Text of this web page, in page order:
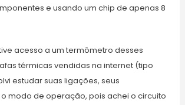
e usando um chip de apenas 8
acesso a um termômetro desses
térmicas vendidas na internet (tipo
estudar suas ligações, seus
modo de operação, pois achei o circuito